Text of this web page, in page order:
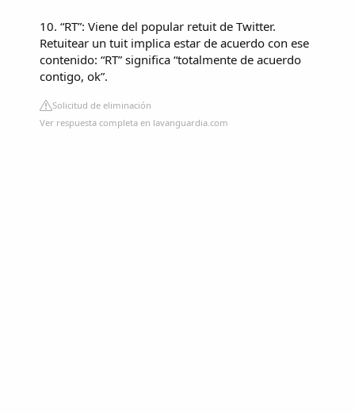
10. “RT”: Viene del popular retuit de Twitter.
Retuitear un tuit implica estar de acuerdo con ese
contenido: “RT” significa “totalmente de acuerdo
contigo, ok”.
Solicitud de eliminación
Ver respuesta completa en lavanguardia.com